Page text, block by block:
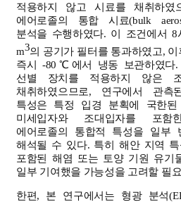
적용하지 않고 시료를 채취하였
에어로졸의 통합 시료(bulk
분석을 수행하였다. 이 조건에서
m3의 공기가 필터를 통과하였고,
즉시 -80℃에서 냉동 보관하였다.
선별 장치를 적용하지 않은
채취하였으므로, 연구에서 관
특성은 특정 입경 분획에 국한된
미세입자와 조대입자를 포
에어로졸의 통합적 특성을 일부
해석될 수 있다. 특히 해안 지역 특
포함된 해염 또는 토양 기원 유기
일부 기여했을 가능성을 고려할 필
한편, 본 연구에서는 형광 분석